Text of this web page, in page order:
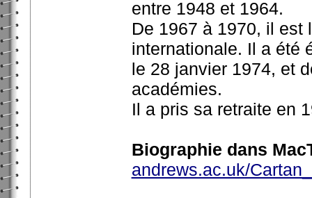
entre 1948 et 1964.
De 1967 à 1970, il est
internationale. Il a été
le 28 janvier 1974, et
académies.
Il a pris sa retraite en
Biographie dans
andrews.ac.uk/